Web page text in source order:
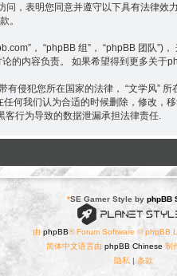
问，表明您同意并遵守以下具有法
。
， “phpBB 组”， “phpBB 团队”)，
的内容负责。 如果希望得到更多关于
侵犯您所在国家的法律， “文学风”
何我们认为合适的时候删除，修改
行为导致的数据泄漏承担法律责任.
*SE Gamer Style by phpBB
由 phpBB® Forum Software © phpBB
简体中文语言由 phpBB Chinese制
隐私 | 条款